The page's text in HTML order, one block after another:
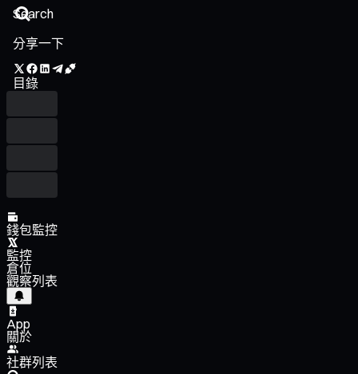
分享一下
目錄
錢包監控
監控
倉位
觀察列表
App
關於
社群列表